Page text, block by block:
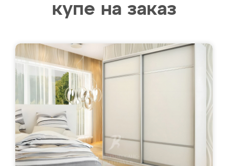
купе на заказ